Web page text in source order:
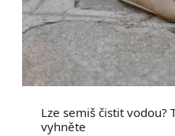
Lze semiš čistit vodou?
vyhněte